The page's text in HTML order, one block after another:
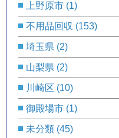
上野原市 (1)
不用品回収 (153)
埼玉県 (2)
山梨県 (2)
川崎区 (10)
御殿場市 (1)
未分類 (45)